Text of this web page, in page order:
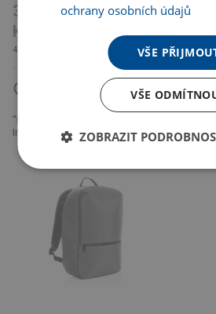
398.62
Kč
482.33 Kč s DPH
Kč
1
"Batoh na 15,6"" notebook
Impact z 1200D RPET AWARE™"
K226
ochrany osobních údajů
VŠE
VŠE
ZOBRAZIT